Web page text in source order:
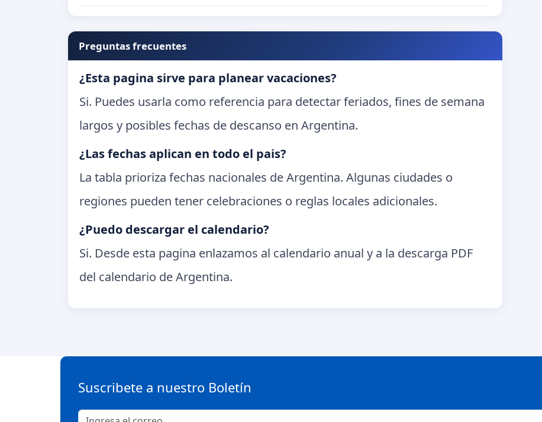
Preguntas frecuentes
¿Esta pagina sirve para planear vacaciones?
Si. Puedes usarla como referencia para detectar feriados, fines de semana
largos y posibles fechas de descanso en Argentina.
¿Las fechas aplican en todo el pais?
La tabla prioriza fechas nacionales de Argentina. Algunas ciudades o
regiones pueden tener celebraciones o reglas locales adicionales.
¿Puedo descargar el calendario?
Si. Desde esta pagina enlazamos al calendario anual y a la descarga PDF
del calendario de Argentina.
Suscribete a nuestro Boletín